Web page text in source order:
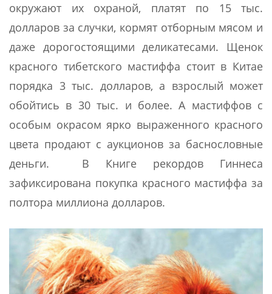
окружают их охраной, платят по 15 тыс.
долларов за случки, кормят отборным мясом и
даже дорогостоящими деликатесами. Щенок
красного тибетского мастиффа стоит в Китае
порядка 3 тыс. долларов, а взрослый может
обойтись в 30 тыс. и более. А мастиффов с
особым окрасом ярко выраженного красного
цвета продают с аукционов за баснословные
деньги. В Книге рекордов Гиннеса
зафиксирована покупка красного мастиффа за
полтора миллиона долларов.